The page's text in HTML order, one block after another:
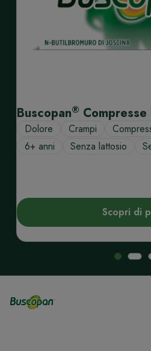
Buscopan®
Dolore Crampi
6+ anni
Senza lattosio
Scopri di